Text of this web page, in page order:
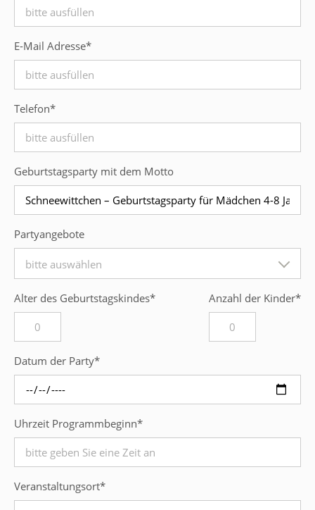
E-Mail Adresse*
Telefon*
Geburtstagsparty mit dem Motto
Partyangebote
bitte auswählen
Alter des Geburtstagskindes* Anzahl der Kinder*
Datum der Party*
Uhrzeit Programmbeginn*
Veranstaltungsort*